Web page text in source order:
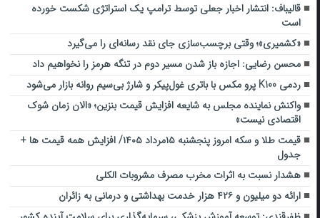
قالیباف: انتشار اخبار جعلی توسط ترامپ یک استراتژی شکست خورده
است
«کشمیری»؛ وقتی برچسب‌سازی جای نقد رسانه‌ای را می‌گیرد
محسن رضایی: اجازه باز شدن مسیر دوم در تنگه هرمز را نخواهیم داد
ردمی K100 پرو مکس با باتری غول‌پیکر و شارژ بی‌سیم روانه بازار می‌شود
واکنش نماینده مجلس به شایعه افزایش قیمت بنزین؛ «الان زمان شوک
اقتصادی نیست»
قیمت طلا و سکه امروز پنجشنبه ۱۵مرداد ۱۴۰۵/ افزایش همه قیمت ها +
جدول
هشدار نسبت به اثرات مخرب مصرف مشروبات الکلی
ارائه دو میلیون و ۴۲۶ هزار خدمت بهداشتی و درمانی به زائران